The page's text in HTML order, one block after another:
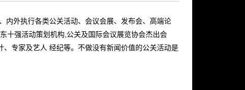
内外执行各类公关活动、会议会展、发布会、高端论
十强活动策划机构,公关及国际会议展览协会杰出会
专家及艺人 经纪等。不做没有新闻价值的公关活动是